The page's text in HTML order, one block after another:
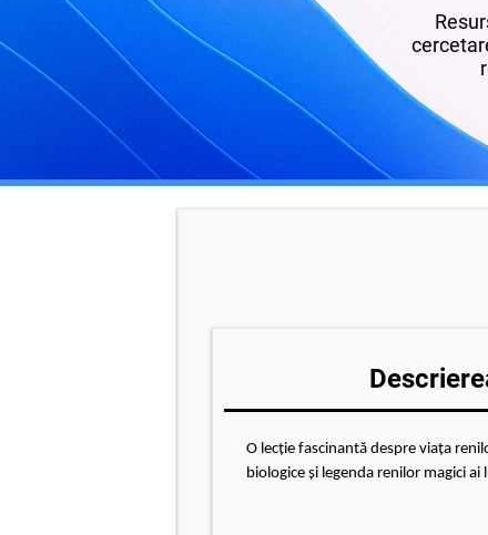
O lecție fascinantă despre viața
biologice și legenda renilor magici ai